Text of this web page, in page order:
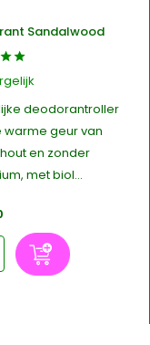
Sandalwood
deodorantroller
warme geur van
en zonder
met biol...